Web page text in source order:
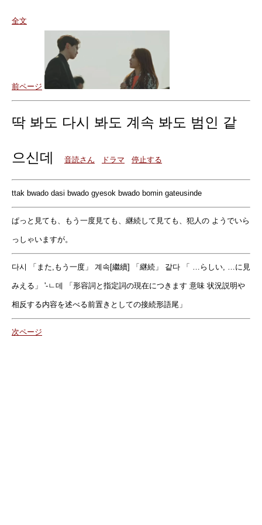
全文
前ページ
딱 봐도 다시 봐도 계속 봐도 범인 같
으신데 音読さん ドラマ 停止する
ttak bwado dasi bwado gyesok bwado bomin gateusinde
ぱっと見ても、もう一度見ても、継続して見ても、犯人の ようでいら
っしゃいますが。
다시 「また,もう一度」 계속[繼續] 「継続」 같다 「 …らしい, …に見
みえる」 '-ㄴ데 「形容詞と指定詞の現在につきます 意味 状況説明や
相反する内容を述べる前置きとしての接続形語尾」
次ページ